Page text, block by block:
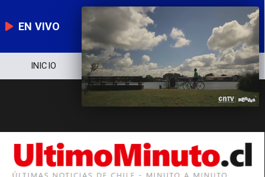
EN VIVO
INICIO NOTICIERO POLÍTICA